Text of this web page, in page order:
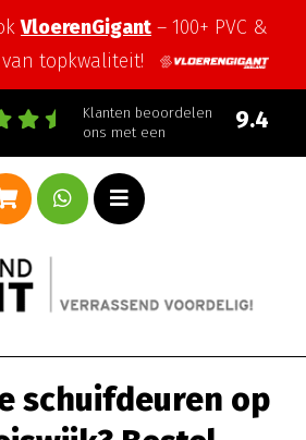
VloerenGigant – 100+ PVC &
topkwaliteit!
Klanten beoordelen
ons met een
9.4
schuifdeuren op